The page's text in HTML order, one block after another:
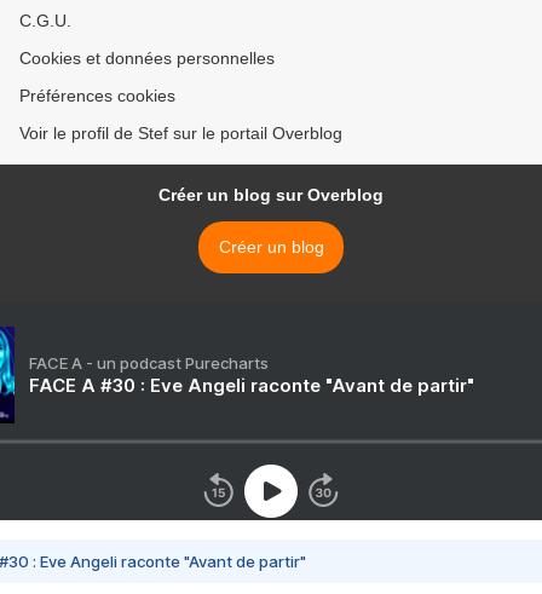
C.G.U.
Cookies et données personnelles
Préférences cookies
Voir le profil de Stef sur le portail Overblog
Créer un blog sur Overblog
Créer un blog
FACE A - un podcast Purecharts
FACE A #30 : Eve Angeli raconte "Avant de partir"
#30 : Eve Angeli raconte "Avant de partir"